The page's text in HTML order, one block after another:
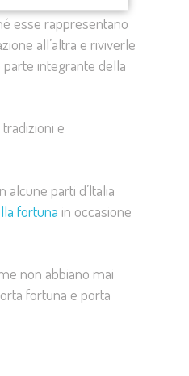
esse rappresentano
all’altra e riviverle
integrante della
e
alcune parti d’Italia
fortuna in occasione
non abbiano mai
fortuna e porta